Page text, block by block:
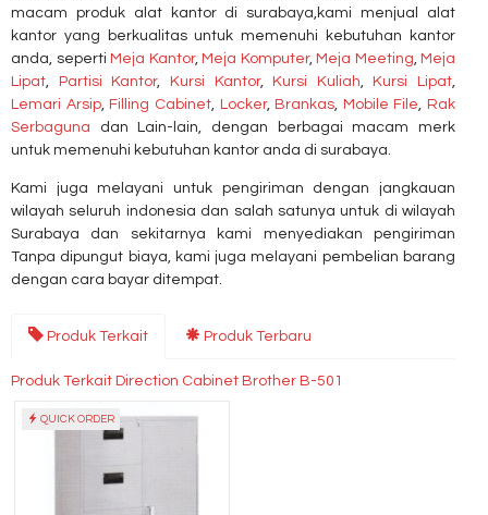
macam produk alat kantor di surabaya,kami menjual alat
kantor yang berkualitas untuk memenuhi kebutuhan kantor
anda, seperti Meja Kantor, Meja Komputer, Meja Meeting, Meja
Lipat, Partisi Kantor, Kursi Kantor, Kursi Kuliah, Kursi Lipat,
Lemari Arsip, Filling Cabinet, Locker, Brankas, Mobile File, Rak
Serbaguna dan Lain-lain, dengan berbagai macam merk
untuk memenuhi kebutuhan kantor anda di surabaya.
Kami juga melayani untuk pengiriman dengan jangkauan
wilayah seluruh indonesia dan salah satunya untuk di wilayah
Surabaya dan sekitarnya kami menyediakan pengiriman
Tanpa dipungut biaya, kami juga melayani pembelian barang
dengan cara bayar ditempat.
Produk Terkait Produk Terbaru
Produk Terkait Direction Cabinet Brother B-501
QUICK ORDER